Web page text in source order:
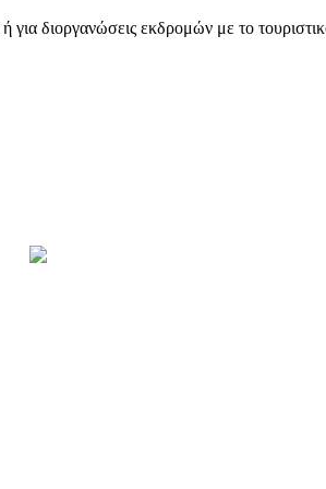
για διοργανώσεις εκδρομών με το